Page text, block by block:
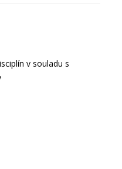
v souladu s